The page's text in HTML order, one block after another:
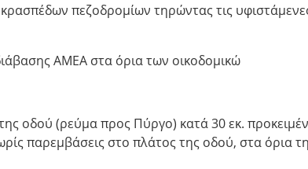
πεζοδρομίων τηρώντας τις
ΑΜΕΑ στα όρια των οικοδομικώ
οδού (ρεύμα προς Πύργο) κατά 30 εκ.
παρεμβάσεις στο πλάτος της οδού, στα όρια